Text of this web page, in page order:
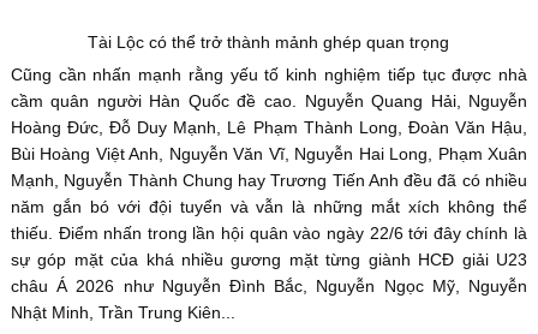
Tài Lộc có thể trở thành mảnh ghép quan trọng
Cũng cần nhấn mạnh rằng yếu tố kinh nghiệm tiếp tục được nhà
cầm quân người Hàn Quốc đề cao. Nguyễn Quang Hải, Nguyễn
Hoàng Đức, Đỗ Duy Mạnh, Lê Phạm Thành Long, Đoàn Văn Hậu,
Bùi Hoàng Việt Anh, Nguyễn Văn Vĩ, Nguyễn Hai Long, Phạm Xuân
Mạnh, Nguyễn Thành Chung hay Trương Tiến Anh đều đã có nhiều
năm gắn bó với đội tuyển và vẫn là những mắt xích không thể
thiếu. Điểm nhấn trong lần hội quân vào ngày 22/6 tới đây chính là
sự góp mặt của khá nhiều gương mặt từng giành HCĐ giải U23
châu Á 2026 như Nguyễn Đình Bắc, Nguyễn Ngọc Mỹ, Nguyễn
Nhật Minh, Trần Trung Kiên...